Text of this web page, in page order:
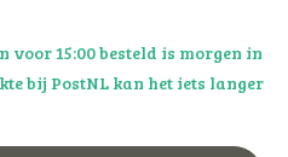
voor 15:00 besteld is morgen in
bij PostNL kan het iets langer